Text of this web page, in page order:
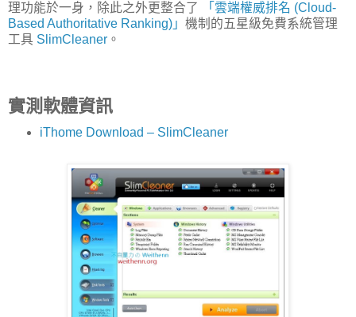
理功能於一身，除此之外更整合了
「雲端權威排名 (Cloud-
Based Authoritative Ranking)」 機制的五星級免費系統管理
工具 SlimCleaner 。
實測軟體資訊
iThome Download – SlimCleaner